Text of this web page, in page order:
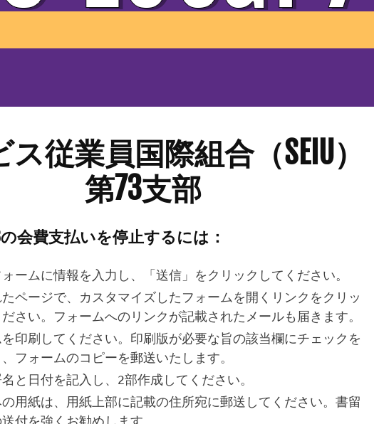
従業員国際組合（SEIU）
第73支部
の会費支払いを停止するには：
ームに情報を入力し、「送信」をクリックしてください。
ページで、カスタマイズしたフォームを開くリンクをクリッ
さい。フォームへのリンクが記載されたメールも届きます。
印刷してください。印刷版が必要な旨の該当欄にチェックを
、フォームのコピーを郵送いたします。
と日付を記入し、2部作成してください。
用紙は、用紙上部に記載の住所宛に郵送してください。書留
付を強くお勧めします。